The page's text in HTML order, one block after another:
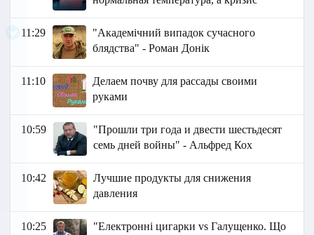
11:29
"Академічний випадок сучасного
блядства" - Роман Донік
11:10
Делаем почву для рассады своими
руками
10:59
"Прошли три года и двести шестьдесят
семь дней войны" - Альфред Кох
10:42
Лучшие продукты для снижения
давления
10:25
"Електронні цигарки vs Галущенко. Що